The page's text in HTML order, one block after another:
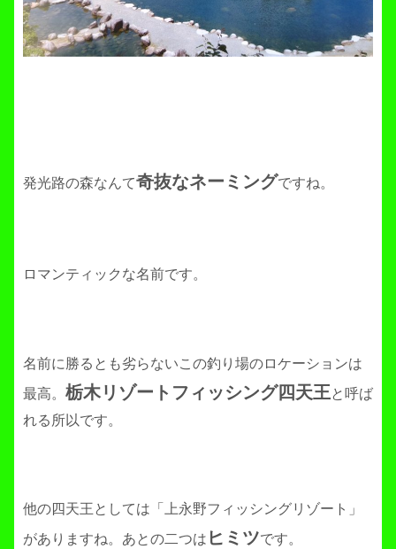
発光路の森なんて奇抜なネーミングですね。
ロマンティックな名前です。
名前に勝るとも劣らないこの釣り場のロケーションは
最高。 栃木リゾートフィッシング四天王と呼ば
れる所以です。
他の四天王としては「上永野フィッシングリゾート」
がありますね。あとの二つは ヒミツです。